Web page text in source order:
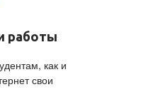
работы
как и
свои